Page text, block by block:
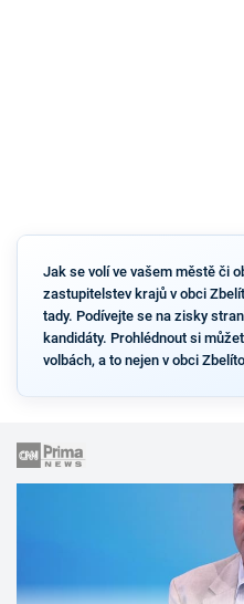
Jak se volí ve vašem městě či
zastupitelstev krajů v obci
tady. Podívejte se na zisky
kandidáty. Prohlédnout si
volbách, a to nejen v obci